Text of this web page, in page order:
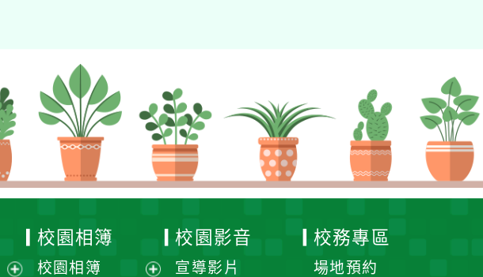
校園相簿
校園相簿
校園影音
宣導影片
校務專區
場地預約